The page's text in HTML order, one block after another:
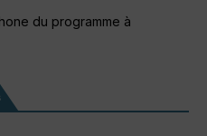
du programme à